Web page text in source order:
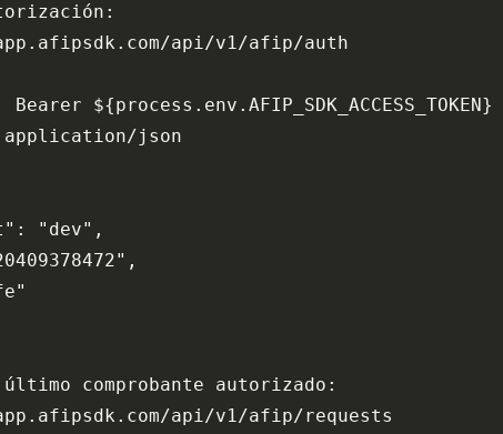
api/v1/afip/auth
${process.env.AFIP_SDK_ACCESS_TOKEN}
application/json
"dev",
comprobante autorizado:
api/v1/afip/requests